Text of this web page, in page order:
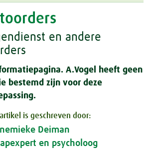
en andere
A.Vogel heeft geen
bestemd zijn voor deze
is geschreven door:
Deiman
en psycholoog